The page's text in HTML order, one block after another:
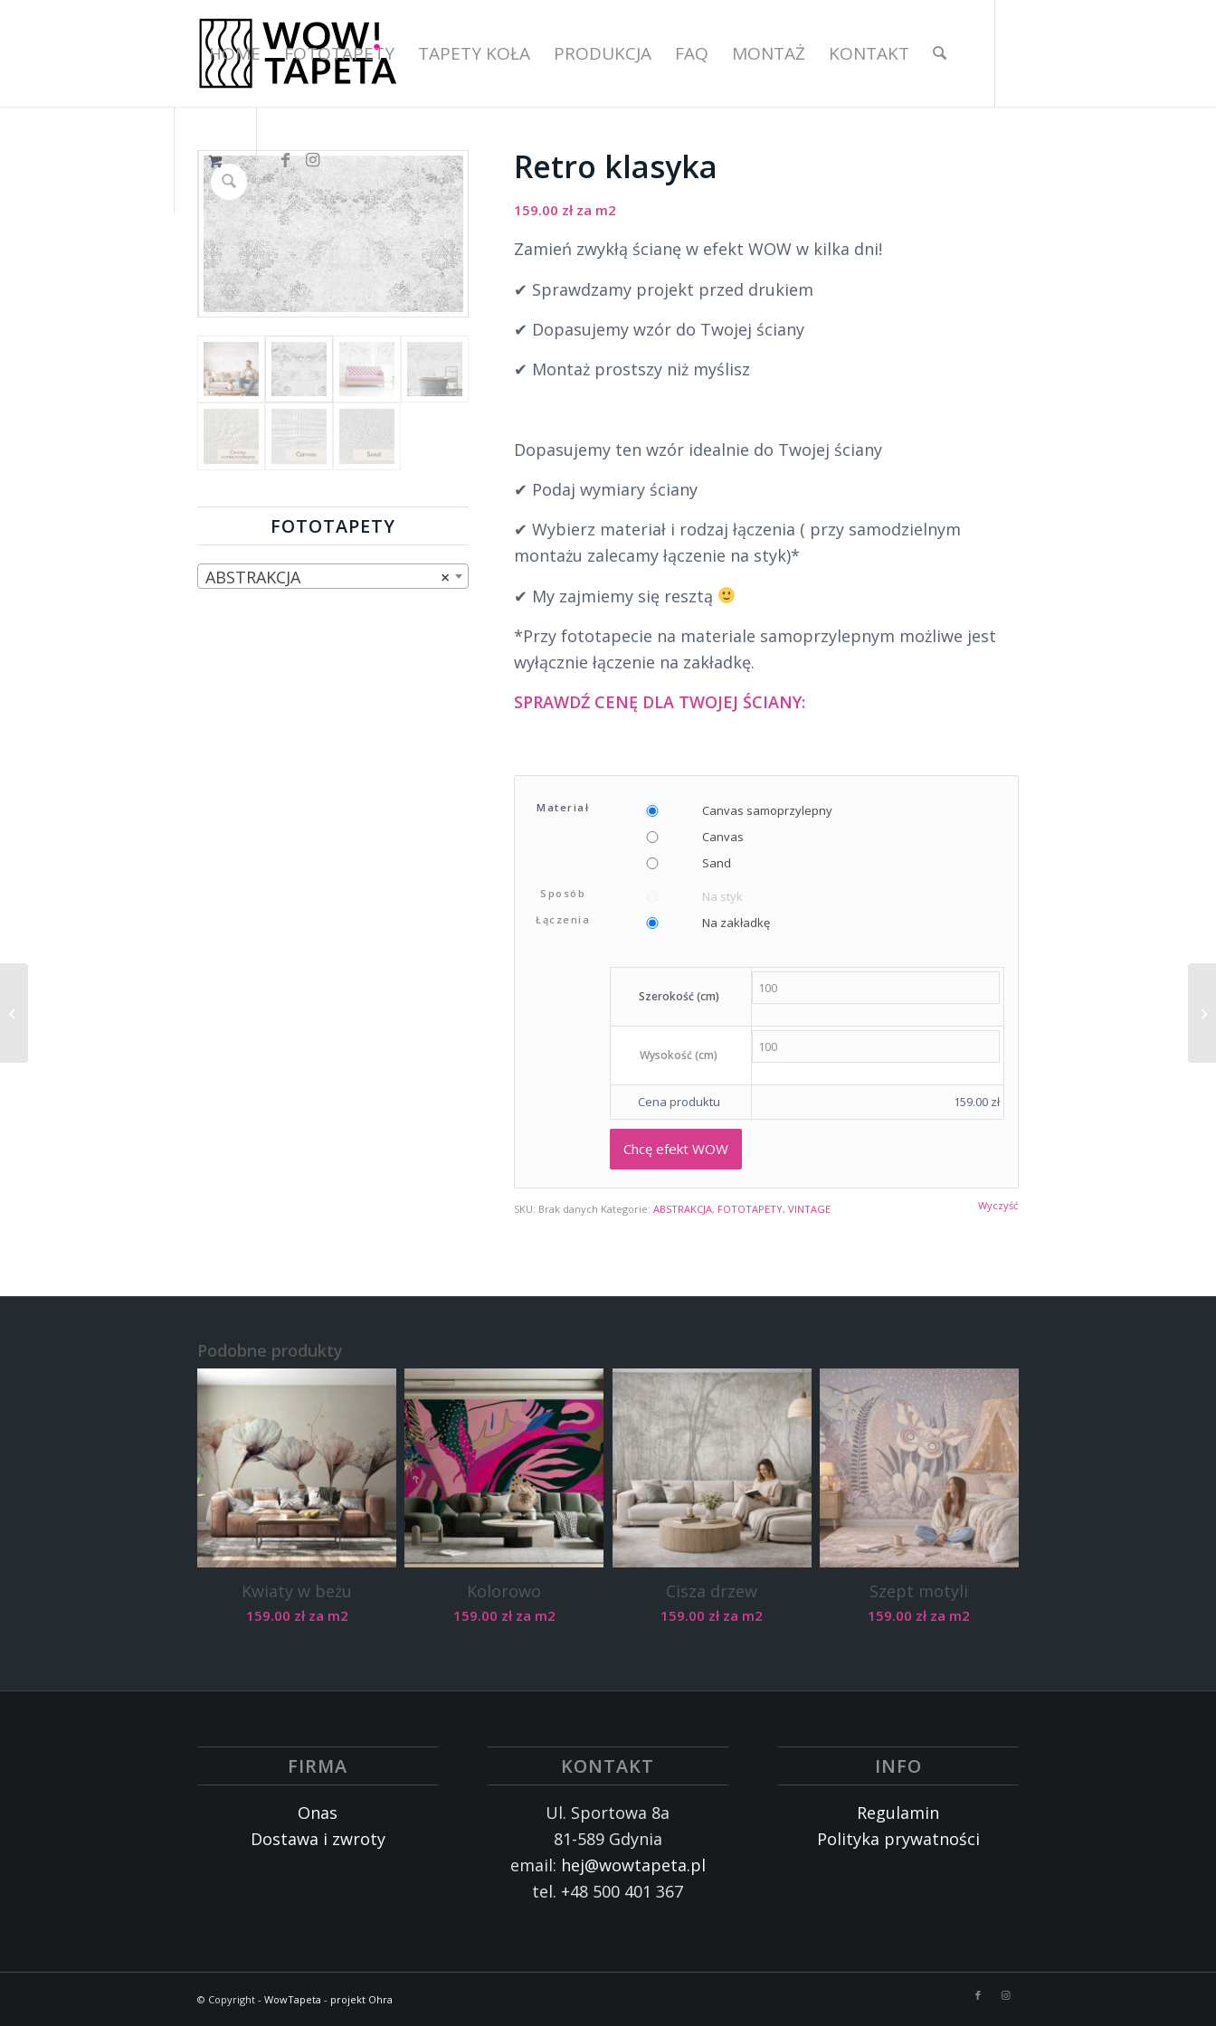
HOME FOTOTAPETY TAPETY KOŁA PRODUKCJA FAQ MONTAŻ KONTAKT
FOTOTAPETY
×
ABSTRAKCJA
Retro klasyka
159.00 złza m2
Zamień zwykłą ścianę w efekt WOW w kilka dni!
✔ Sprawdzamy projekt przed drukiem
✔ Dopasujemy wzór do Twojej ściany
✔ Montaż prostszy niż myślisz
Dopasujemy ten wzór idealnie do Twojej ściany
✔ Podaj wymiary ściany
✔ Wybierz materiał i rodzaj łączenia ( przy samodzielnym
montażu zalecamy łączenie na styk)*
✔ My zajmiemy się resztą
*Przy fototapecie na materiale samoprzylepnym możliwe jest
wyłącznie łączenie na zakładkę.
SPRAWDŹ CENĘ DLA TWOJEJ ŚCIANY:
Materiał
Canvas samoprzylepny
Canvas
Sand
Sposób
Łączenia
Na styk
Na zakładkę
Wyczyść
Szerokość (cm)
Wysokość (cm)
Cena produktu 159.00 zł
Chcę efekt WOW
SKU: Brak danych Kategorie: ABSTRAKCJA, FOTOTAPETY, VINTAGE
Podobne produkty
Kwiaty w beżu
159.00 złza m2
Kolorowo
159.00 złza m2
Cisza drzew
159.00 zł za m2
Szept motyli
159.00 zł za m2
FIRMA
Onas
Dostawa i zwroty
KONTAKT
Ul. Sportowa 8a
81-589 Gdynia
email: hej@wowtapeta.pl
tel. +48 500 401 367
INFO
Regulamin
Polityka prywatności
© Copyright - WowTapeta - projekt Ohra